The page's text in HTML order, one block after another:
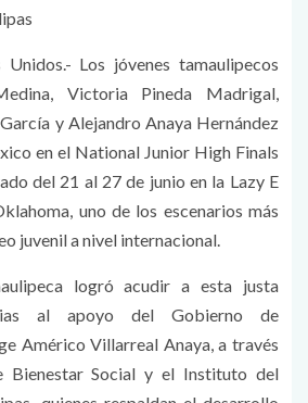
Unidos.- Los jóvenes tamaulipecos
Victoria Pineda Madrigal,
y Alejandro Anaya Hernández
en el National Junior High Finals
del 21 al 27 de junio en la Lazy E
uno de los escenarios más
juvenil a nivel internacional.
logró acudir a esta justa
al apoyo del Gobierno de
Américo Villarreal Anaya, a través
Bienestar Social y el Instituto del